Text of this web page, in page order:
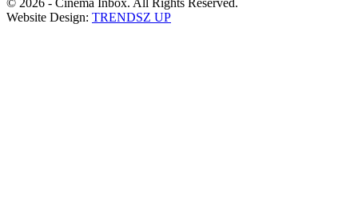
Website Design: TRENDSZ UP